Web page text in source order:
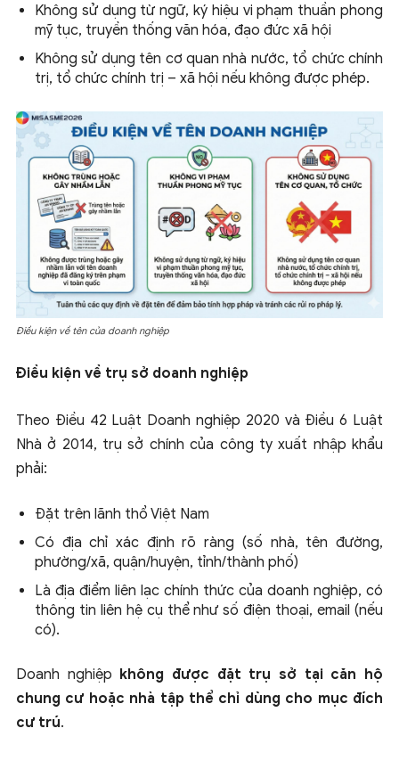
Không sử dụng từ ngữ, ký hiệu vi phạm thuần phong
mỹ tục, truyền thống văn hóa, đạo đức xã hội
Không sử dụng tên cơ quan nhà nước, tổ chức chính
trị, tổ chức chính trị – xã hội nếu không được phép.
Điều kiện về tên của doanh nghiệp
Điều kiện về trụ sở doanh nghiệp
Theo Điều 42 Luật Doanh nghiệp 2020 và Điều 6 Luật
Nhà ở 2014, trụ sở chính của công ty xuất nhập khẩu
phải:
Đặt trên lãnh thổ Việt Nam
Có địa chỉ xác định rõ ràng (số nhà, tên đường,
phường/xã, quận/huyện, tỉnh/thành phố)
Là địa điểm liên lạc chính thức của doanh nghiệp, có
thông tin liên hệ cụ thể như số điện thoại, email (nếu
có).
Doanh nghiệp không được đặt trụ sở tại căn hộ
chung cư hoặc nhà tập thể chỉ dùng cho mục đích
cư trú.